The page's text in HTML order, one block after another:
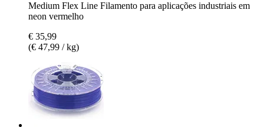
Medium Flex Line Filamento para aplicações industriais em
neon vermelho
€ 35,99
(€ 47,99 / kg)